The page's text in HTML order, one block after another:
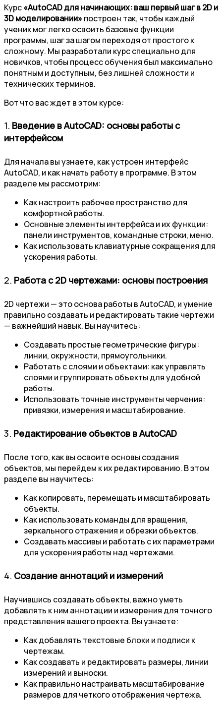
Курс«AutoCAD для начинающих: ваш первый шаг в 2D и
3D моделировании»построен так, чтобы каждый
ученик мог легко освоить базовые функции
программы, шаг за шагом переходя от простого к
сложному. Мы разработали курс специально для
новичков, чтобы процесс обучения был максимально
понятным и доступным, без лишней сложности и
технических терминов.
Вот что вас ждет в этом курсе:
1. Введение в AutoCAD: основы работы с
интерфейсом
Для начала вы узнаете, как устроен интерфейс
AutoCAD, и как начать работу в программе. В этом
разделе мы рассмотрим:
Как настроить рабочее пространство для
комфортной работы.
Основные элементы интерфейса и их функции:
панели инструментов, командные строки, меню.
Как использовать клавиатурные сокращения для
ускорения работы.
2. Работа с 2D чертежами: основы построения
2D чертежи — это основа работы в AutoCAD, и умение
правильно создавать и редактировать такие чертежи
— важнейший навык. Вы научитесь:
Создавать простые геометрические фигуры:
линии, окружности, прямоугольники.
Работать с слоями и объектами: как управлять
слоями и группировать объекты для удобной
работы.
Использовать точные инструменты черчения:
привязки, измерения и масштабирование.
3. Редактирование объектов в AutoCAD
После того, как вы освоите основы создания
объектов, мы перейдем к их редактированию. В этом
разделе вы научитесь:
Как копировать, перемещать и масштабировать
объекты.
Как использовать команды для вращения,
зеркального отражения и обрезки объектов.
Создавать массивы и работать с их параметрами
для ускорения работы над чертежами.
4. Создание аннотаций и измерений
Научившись создавать объекты, важно уметь
добавлять к ним аннотации и измерения для точного
представления вашего проекта. Вы узнаете:
Как добавлять текстовые блоки и подписи к
чертежам.
Как создавать и редактировать размеры, линии
измерений и выноски.
Как правильно настраивать масштабирование
размеров для четкого отображения чертежа.